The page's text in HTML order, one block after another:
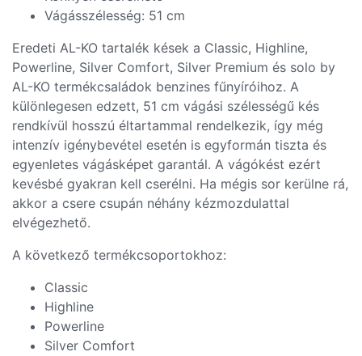
Vágásszélesség: 51 cm
Eredeti AL-KO tartalék kések a Classic, Highline,
Powerline, Silver Comfort, Silver Premium és solo by
AL-KO termékcsaládok benzines fűnyíróihoz. A
különlegesen edzett, 51 cm vágási szélességű kés
rendkívül hosszú éltartammal rendelkezik, így még
intenzív igénybevétel esetén is egyformán tiszta és
egyenletes vágásképet garantál. A vágókést ezért
kevésbé gyakran kell cserélni. Ha mégis sor kerülne rá,
akkor a csere csupán néhány kézmozdulattal
elvégezhető.
A következő termékcsoportokhoz:
Classic
Highline
Powerline
Silver Comfort